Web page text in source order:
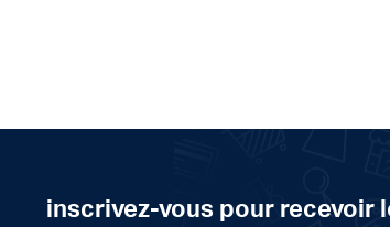
inscrivez-vous pour recevoir